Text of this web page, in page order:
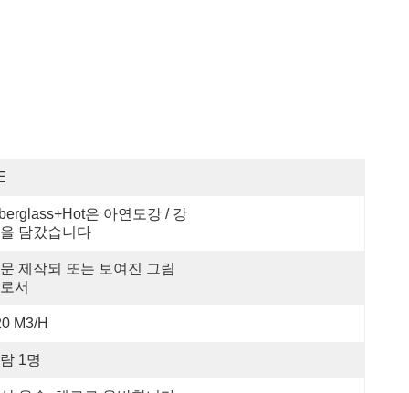
은 아연도강 / 강
담갔습니다
제작되 또는 보여진 그림
서
M3/h
1명